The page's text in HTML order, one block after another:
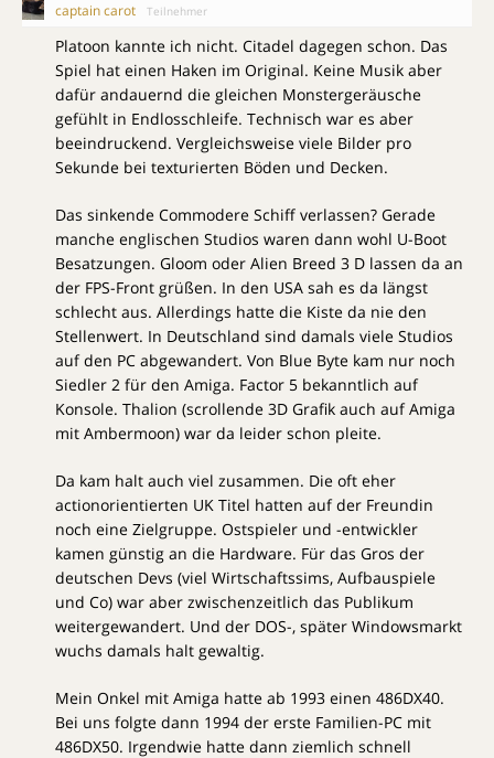
captain carot Teilnehmer
Platoon kannte ich nicht. Citadel dagegen schon. Das
Spiel hat einen Haken im Original. Keine Musik aber
dafür andauernd die gleichen Monstergeräusche
gefühlt in Endlosschleife. Technisch war es aber
beeindruckend. Vergleichsweise viele Bilder pro
Sekunde bei texturierten Böden und Decken.
Das sinkende Commodere Schiff verlassen? Gerade
manche englischen Studios waren dann wohl U-Boot
Besatzungen. Gloom oder Alien Breed 3 D lassen da an
der FPS-Front grüßen. In den USA sah es da längst
schlecht aus. Allerdings hatte die Kiste da nie den
Stellenwert. In Deutschland sind damals viele Studios
auf den PC abgewandert. Von Blue Byte kam nur noch
Siedler 2 für den Amiga. Factor 5 bekanntlich auf
Konsole. Thalion (scrollende 3D Grafik auch auf Amiga
mit Ambermoon) war da leider schon pleite.
Da kam halt auch viel zusammen. Die oft eher
actionorientierten UK Titel hatten auf der Freundin
noch eine Zielgruppe. Ostspieler und -entwickler
kamen günstig an die Hardware. Für das Gros der
deutschen Devs (viel Wirtschaftssims, Aufbauspiele
und Co) war aber zwischenzeitlich das Publikum
weitergewandert. Und der DOS-, später Windowsmarkt
wuchs damals halt gewaltig.
Mein Onkel mit Amiga hatte ab 1993 einen 486DX40.
Bei uns folgte dann 1994 der erste Familien-PC mit
486DX50. Irgendwie hatte dann ziemlich schnell